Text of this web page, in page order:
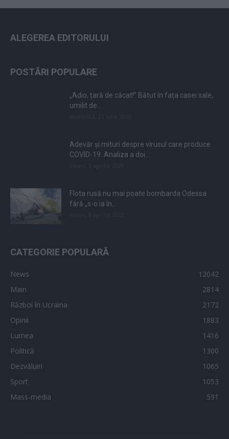
ALEGEREA EDITORULUI
POSTĂRI POPULARE
„Adio, țară de căcat!” Bătut în fața casei sale,
umilit de...
Adevăr și mituri despre virusul care produce
COVID-19. Analiza a doi...
Flota rusă nu mai poate bombarda Odessa
fără „s-o ia în...
CATEGORIE POPULARĂ
News
12042
Main
2814
Război în Ucraina
2172
Opinii
1883
Lumea
1416
Politică
1300
Dezvăluiri
1065
Sport
1053
Mass-media
591